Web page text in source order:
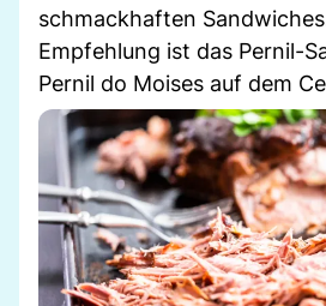
schmackhaften
Empfehlung ist das Pernil-
Pernil do Moises auf dem